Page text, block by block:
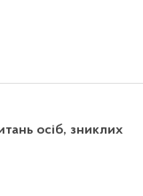
осіб, зниклих